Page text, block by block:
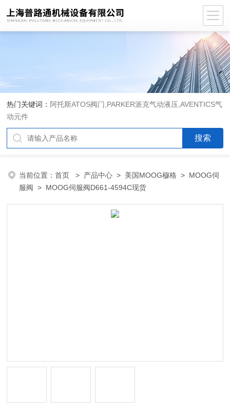
热门关键词： 阿托斯ATOS阀门,PARKER派克气动液压,AVENTICS气
动元件
当前位置：首页 > 产品中心 > 美国MOOG穆格 > MOOG伺
服阀 > MOOG伺服阀D661-4594C现货